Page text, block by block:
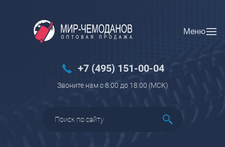
Меню
+7 (495) 151-00-04
Звоните нам с 8:00 до 18:00 (МCK)
Вход Регистрация
Багаж
Чемоданы
Чемоданы детские